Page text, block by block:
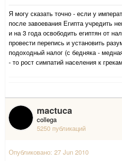
Я могу сказать точно - если у
после завоевания Египта учредить
и на 3 года освободить египтян от
провести перепись и установить
подоходный налог (с бедняка -
- то рост симпатий населения к
mactuca
collega
5250 публикаций
Опубликовано: 27 Jun 2010